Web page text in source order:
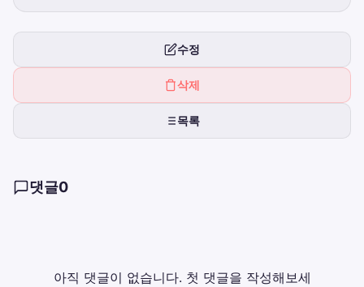
수정
삭제
목록
댓글0
아직 댓글이 없습니다. 첫 댓글을 작성해보세